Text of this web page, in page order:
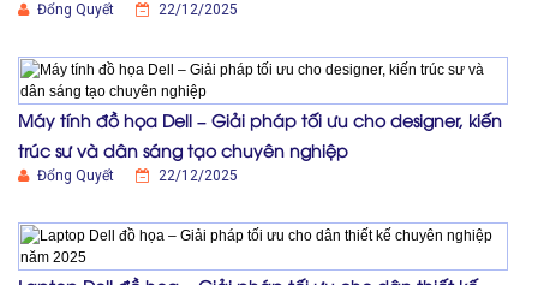
Đổng Quyết 22/12/2025
Máy tính đồ họa Dell – Giải pháp tối ưu cho designer, kiến
trúc sư và dân sáng tạo chuyên nghiệp
Đổng Quyết 22/12/2025